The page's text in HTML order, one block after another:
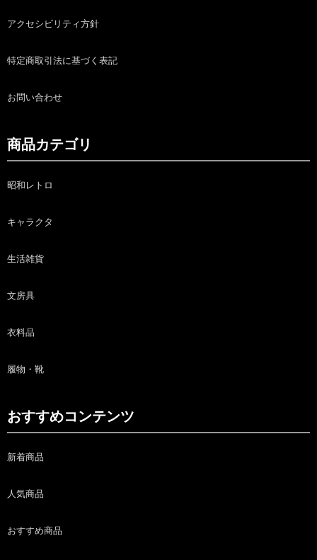
アクセシビリティ方針
特定商取引法に基づく表記
お問い合わせ
商品カテゴリ
昭和レトロ
キャラクタ
生活雑貨
文房具
衣料品
履物・靴
おすすめコンテンツ
新着商品
人気商品
おすすめ商品